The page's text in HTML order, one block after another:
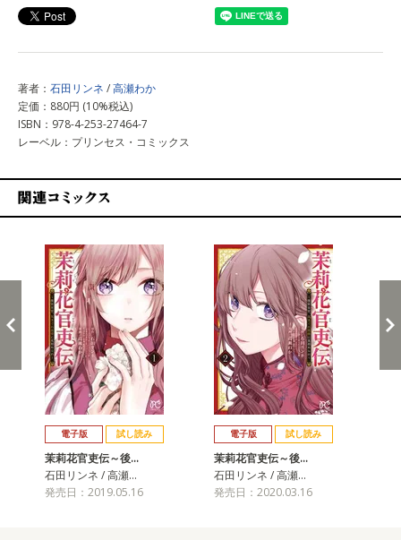
著者： 石田リンネ /高瀬わか
定価：880円 (10%税込)
ISBN：978-4-253-27464-7
レーベル：プリンセス・コミックス
電子版 試し読み
茉莉花官吏伝～後…
石田リンネ / 高瀬…
発売日：2019.05.16
電子版 試し読み
茉莉花官吏伝～後…
石田リンネ / 高瀬…
発売日：2020.03.16